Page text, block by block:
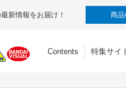
新情報をお届け！ 商
Contents 特集サイ